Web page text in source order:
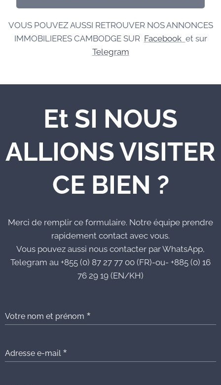
VOUS POUVEZ AUSSI RETROUVER NOS ANNONCES
IMMOBILIERES CAMBODGE SUR Facebook et sur
Telegram
Et SI NOUS
ALLIONS VISITER
CE BIEN ?
Merci de remplir ce formulaire. Notre équipe prendre
rapidement contact avec vous.
Vous pouvez aussi nous contacter par WhatsApp,
Telegram au +855 (0) 87 27 77 00 (FR)-ou- +885 (0) 16
76 29 19 (EN/KH)
Votre nom et prénom
Adresse e-mail